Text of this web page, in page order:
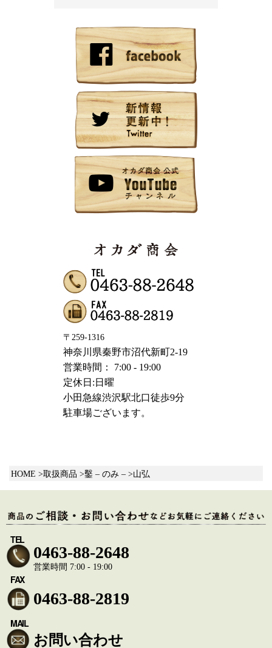
〒259-1316
神奈川県秦野市沼代新町2-19
営業時間： 7:00 - 19:00
定休日:日曜
小田急線渋沢駅北口徒歩9分
駐車場ございます。
HOME 取扱商品 鑿 – のみ – 山弘
TEL
0463-88-2648
営業時間 7:00 - 19:00
FAX
0463-88-2819
MAIL
お問い合わせ